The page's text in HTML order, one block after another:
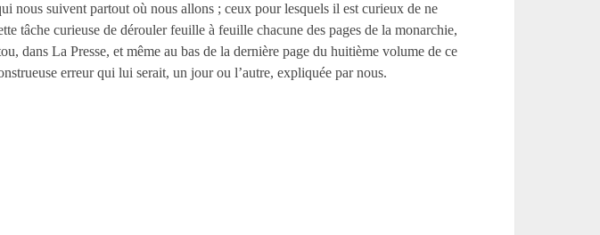
nous suivent partout où nous allons ; ceux pour lesquels il est curieux de ne
tâche curieuse de dérouler feuille à feuille chacune des pages de la monarchie,
dans La Presse, et même au bas de la dernière page du huitième volume de ce
erreur qui lui serait, un jour ou l’autre, expliquée par nous.